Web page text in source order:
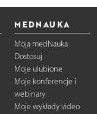
MEDNAUKA
Moja medNauka
Dostosuj
Moje ulubione
Moje konferencje i
webinary
Moje wykłady video